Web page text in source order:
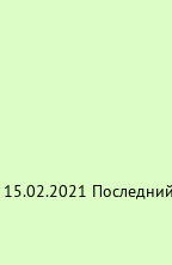
15.02.2021